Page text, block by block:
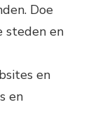
Doe
steden en
en
en